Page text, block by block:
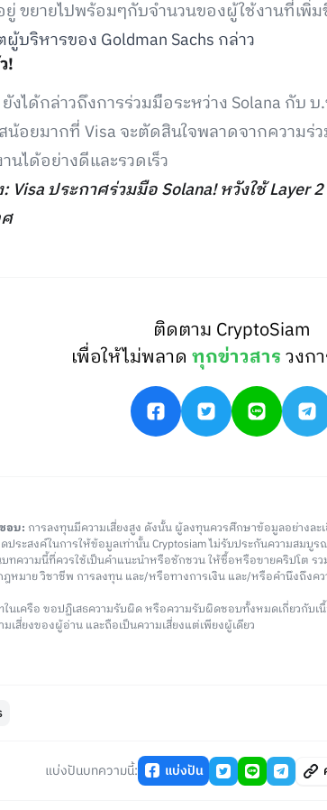
ยู่ ขยายไปพร้อมๆกับจำนวนของผู้ใช้งานที่เพิ่
บริหารของ Goldman Sachs กล่าว
!
งได้กล่าวถึงการร่วมมือระหว่าง Solana กับ
น้อยมากที่ Visa จะตัดสินใจพลาดจากความร่
นได้อย่างดีและรวดเร็ว
Visa ประกาศร่วมมือ Solana! หวังใช้ Layer
ติดตาม CryptoSiam
เพื่อให้ไม่พลาดทุกข่าวสารวงก
อบ: การลงทุนมีความเสี่ยงสูง ดังนั้น ผู้ลงทุนควรศึกษาข้อมูลอย่างล
ระสงค์ในการให้ข้อมูลเท่านั้น Cryptosiam ไม่รับประกันความสม
บทความนี้ที่ควรใช้เป็นคำแนะนำหรือชักชวน ให้ซื้อหรือขายคริปโต ร
ฎหมาย วิชาชีพ การลงทุน และ/หรือทางการเงิน และ/หรือคำนึงถึง
ในเครือ ขอปฏิเสธความรับผิด หรือความรับผิดชอบทั้งหมดเกี่ยวกับ
เสี่ยงของผู้อ่าน และถือเป็นความเสี่ยงแต่เพียงผู้เดียว
แบ่งปันบทความนี้: แบ่งปัน